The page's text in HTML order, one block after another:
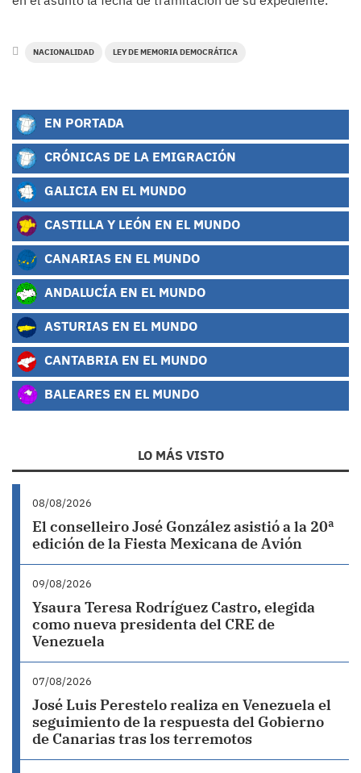
NACIONALIDAD LEY DE MEMORIA DEMOCRÁTICA
EN PORTADA
CRÓNICAS DE LA EMIGRACIÓN
GALICIA EN EL MUNDO
CASTILLA Y LEÓN EN EL MUNDO
CANARIAS EN EL MUNDO
ANDALUCÍA EN EL MUNDO
ASTURIAS EN EL MUNDO
CANTABRIA EN EL MUNDO
BALEARES EN EL MUNDO
LO MÁS VISTO
08/08/2026
El conselleiro José González asistió a la 20ª
edición de la Fiesta Mexicana de Avión
09/08/2026
Ysaura Teresa Rodríguez Castro, elegida
como nueva presidenta del CRE de
Venezuela
07/08/2026
José Luis Perestelo realiza en Venezuela el
seguimiento de la respuesta del Gobierno
de Canarias tras los terremotos